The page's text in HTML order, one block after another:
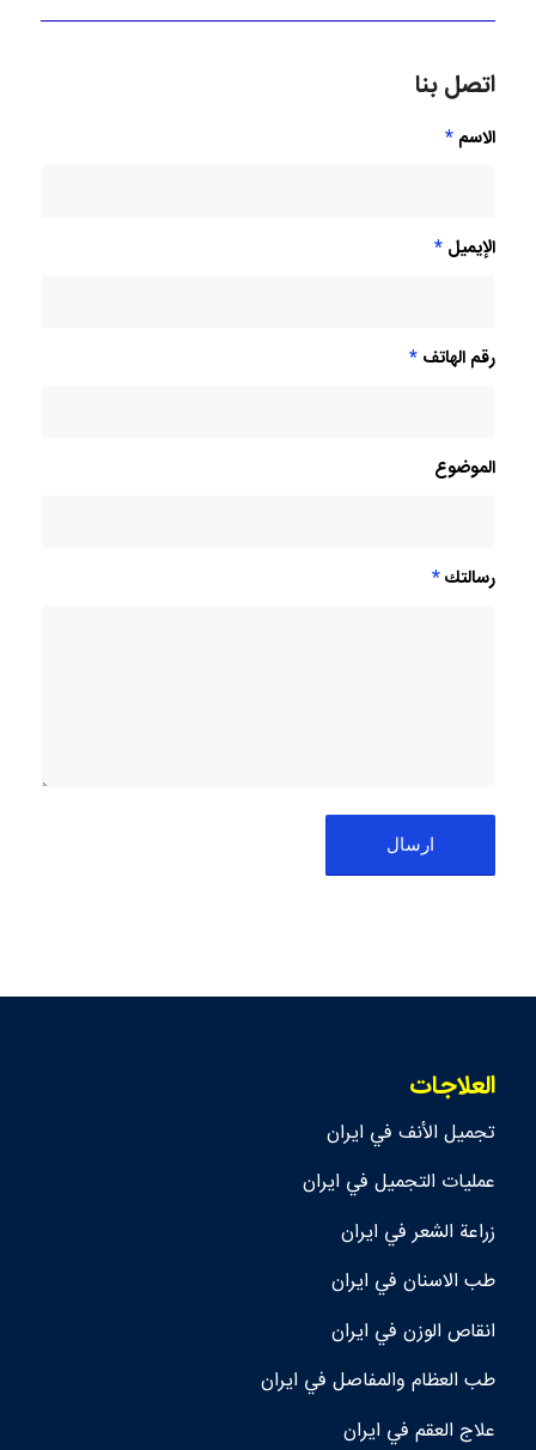
اتصل بنا
الاسم *
الإيميل *
رقم الهاتف *
الموضوع
رسالتك*
العلاجات
تجمیل الأنف في ايران
عمليات التجميل في ايران
زراعة الشعر في ايران
طب الاسنان في ايران
انقاص الوزن في ايران
طب العظام والمفاصل في ايران
علاج العقم في ايران